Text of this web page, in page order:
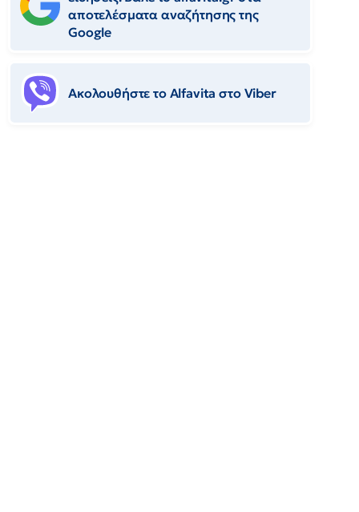
αποτελέσματα αναζήτησης της
Google
Ακολουθήστε το Αlfavita στο Viber